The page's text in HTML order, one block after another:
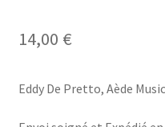
14,00 €
Eddy De Pretto, Aède Music